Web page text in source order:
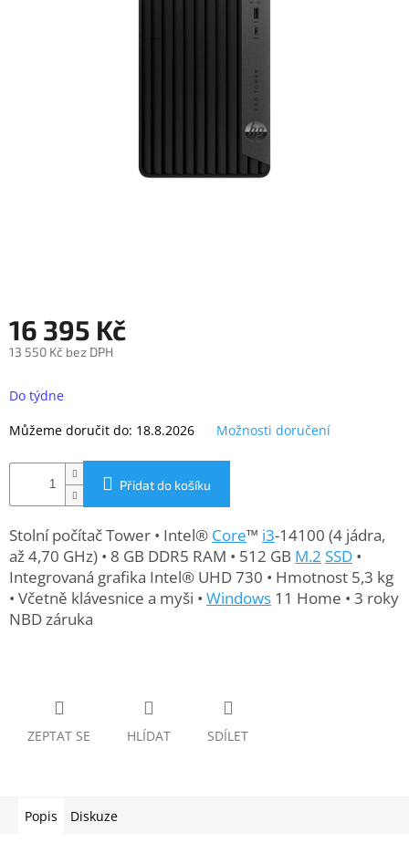
Rozšíření
záruk
a
pojištění
Splátky
Gaming
Telefony
a
tablety
Cyklo
a
zahrada
Počítače
16 395 Kč
13 550 Kč bez DPH
cena:
Do týdne
Můžeme doručit do: 18.8.2026 Možnosti doručení
Přidat do košíku
Stolní počítač Tower • Intel® Core™ i3-14100 (4 jádra,
až 4,70 GHz) • 8 GB DDR5 RAM • 512 GB M.2 SSD •
Integrovaná grafika Intel® UHD 730 • Hmotnost 5,3 kg
• Včetně klávesnice a myši • Windows 11 Home • 3 roky
NBD záruka
ZEPTAT SE HLÍDAT SDÍLET
Popis Diskuze